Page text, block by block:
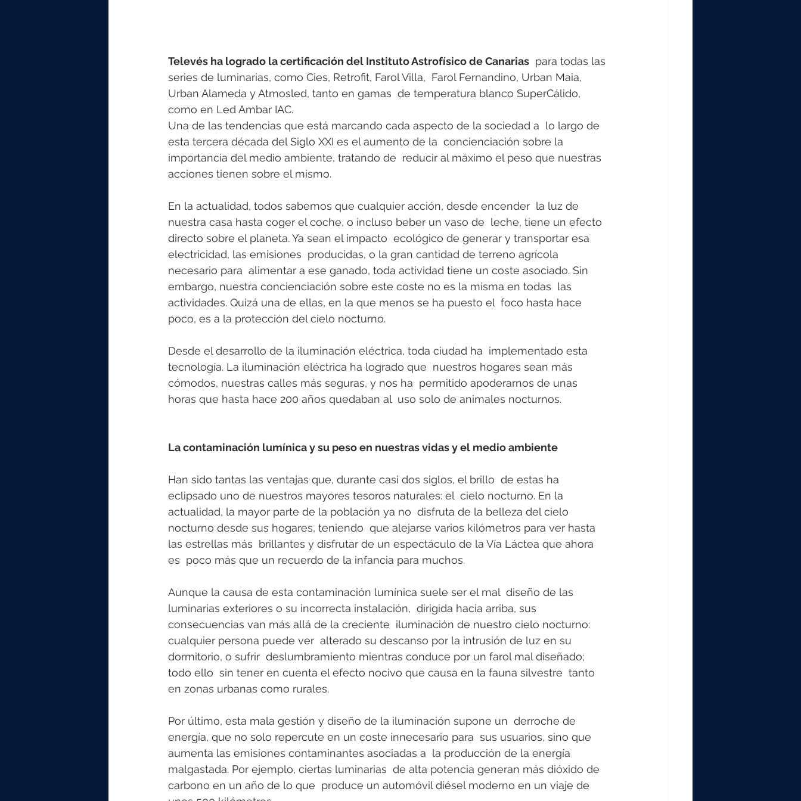
Televés ha logrado la certificación del Instituto Astrofísico de Canarias
  para todas las
series de luminarias, como Cies, Retrofit, Farol Villa,  Farol Fernandino, Urban Maia,
Urban Alameda y Atmosled, tanto en gamas  de temperatura blanco SuperCálido,
como en Led Ambar IAC.
Una de las tendencias que está marcando cada aspecto de la sociedad a  lo largo de
esta tercera década del Siglo XXI es el aumento de la  concienciación sobre la
importancia del medio ambiente, tratando de  reducir al máximo el peso que nuestras
acciones tienen sobre el mismo.
En la actualidad, todos sabemos que cualquier acción, desde encender  la luz de
nuestra casa hasta coger el coche, o incluso beber un vaso de  leche, tiene un efecto
directo sobre el planeta. Ya sean el impacto  ecológico de generar y transportar esa
electricidad, las emisiones  producidas, o la gran cantidad de terreno agrícola
necesario para  alimentar a ese ganado, toda actividad tiene un coste asociado. Sin
embargo, nuestra concienciación sobre este coste no es la misma en todas  las
actividades. Quizá una de ellas, en la que menos se ha puesto el  foco hasta hace
poco, es a la protección del cielo nocturno.
Desde el desarrollo de la iluminación eléctrica, toda ciudad ha  implementado esta
tecnología. La iluminación eléctrica ha logrado que  nuestros hogares sean más
cómodos, nuestras calles más seguras, y nos ha  permitido apoderarnos de unas
horas que hasta hace 200 años quedaban al  uso solo de animales nocturnos.
La contaminación lumínica y su peso en nuestras vidas y el medio ambiente
Han sido tantas las ventajas que, durante casi dos siglos, el brillo  de estas ha
eclipsado uno de nuestros mayores tesoros naturales: el  cielo nocturno. En la
actualidad, la mayor parte de la población ya no  disfruta de la belleza del cielo
nocturno desde sus hogares, teniendo  que alejarse varios kilómetros para ver hasta
las estrellas más  brillantes y disfrutar de un espectáculo de la Vía Láctea que ahora
es  poco más que un recuerdo de la infancia para muchos.
Aunque la causa de esta contaminación lumínica suele ser el mal  diseño de las
luminarias exteriores o su incorrecta instalación,  dirigida hacia arriba, sus
consecuencias van más allá de la creciente  iluminación de nuestro cielo nocturno:
cualquier persona puede ver  alterado su descanso por la intrusión de luz en su
dormitorio, o sufrir  deslumbramiento mientras conduce por un farol mal diseñado;
todo ello  sin tener en cuenta el efecto nocivo que causa en la fauna silvestre  tanto
en zonas urbanas como rurales.
Por último, esta mala gestión y diseño de la iluminación supone un  derroche de
energía, que no solo repercute en un coste innecesario para  sus usuarios, sino que
aumenta las emisiones contaminantes asociadas a  la producción de la energía
malgastada. Por ejemplo, ciertas luminarias  de alta potencia generan más dióxido de
carbono en un año de lo que  produce un automóvil diésel moderno en un viaje de